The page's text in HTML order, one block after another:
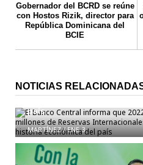
Gobernador del BCRD se reúne
con Hostos Rizik, director para
República Dominicana del
BCIE
NOTICIAS
US$14,436.50 millones de
país
MARTÍNEZ/ENE 3